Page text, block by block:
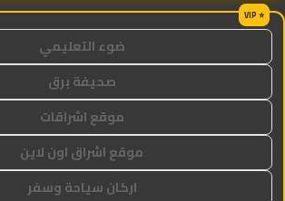
ضوء التعليمي
صحيفة برق
موقع اشراقات
موقع اشراق اون لاين
اركان سياحة وسفر